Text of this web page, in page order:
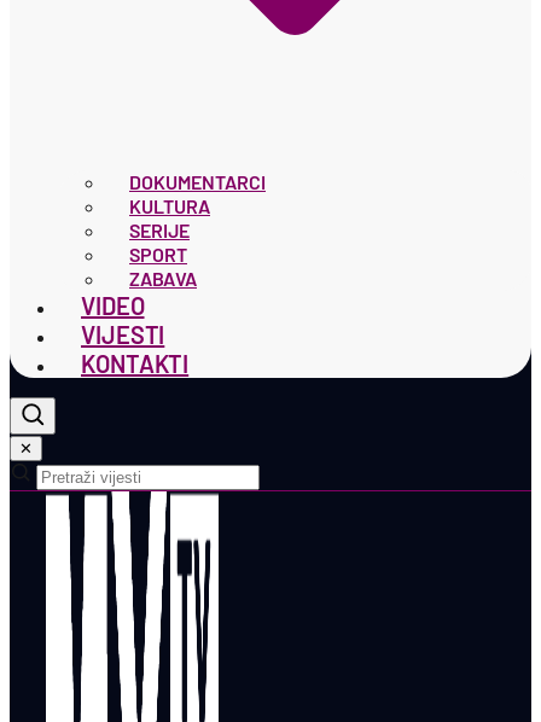
DOKUMENTARCI
KULTURA
SERIJE
SPORT
ZABAVA
VIDEO
VIJESTI
KONTAKTI
✕